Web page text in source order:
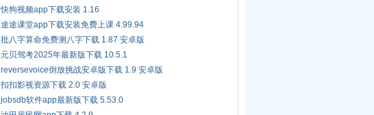
快狗视频app下载安装 1.16
途途课堂app下载安装免费上课 4.99.94
批八字算命免费测八字下载 1.87 安卓版
元贝驾考2025年最新版下载 10.5.1
reversevoice倒放挑战安卓版下载 1.9 安卓版
扣扣影视资源下载 2.0 安卓版
jobsdb软件app最新版下载 5.53.0